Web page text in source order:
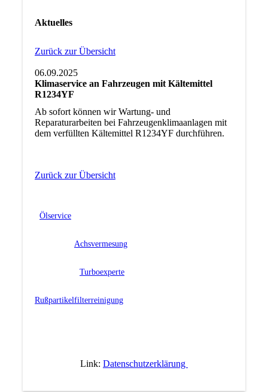
Aktuelles
Zurück zur Übersicht
06.09.2025
Klimaservice an Fahrzeugen mit Kältemittel
R1234YF
Ab sofort können wir Wartung- und
Reparaturarbeiten bei Fahrzeugenklimaanlagen mit
dem verfüllten Kältemittel R1234YF durchführen.
Zurück zur Übersicht
Ölservice
Achsvermesung
Turboexperte
Rußpartikelfilterreinigung
Link: Datenschutzerklärung